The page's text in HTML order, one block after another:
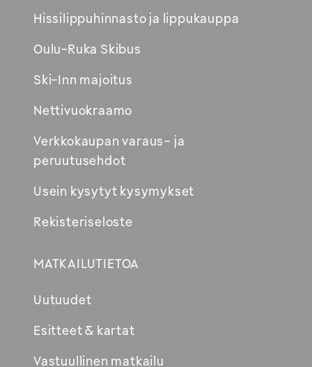
ikkunaan
Hissilippuhinnasto ja lippukauppa
Oulu-Ruka Skibus
Ski-Inn majoitus
Nettivuokraamo
Verkkokaupan varaus- ja
peruutusehdot
Usein kysytyt kysymykset
Rekisteriseloste
MATKAILUTIETOA
Uutuudet
Esitteet & kartat
Vastuullinen matkailu